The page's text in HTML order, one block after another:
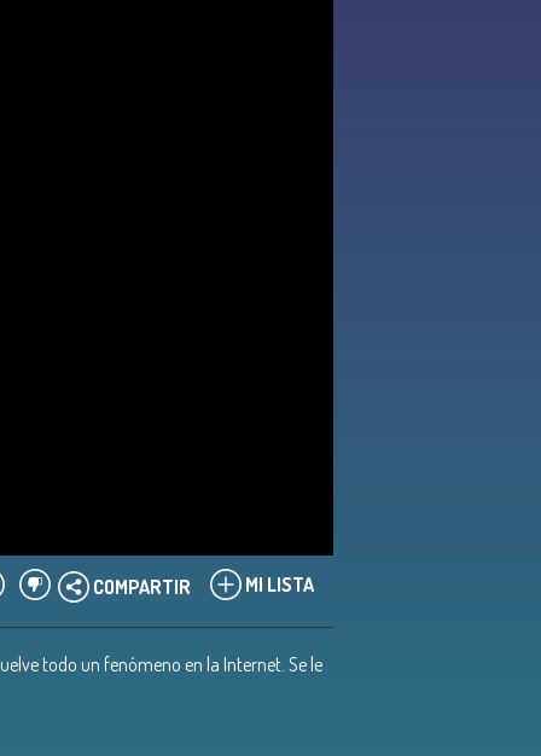
MI LISTA
COMPARTIR
todo un fenómeno en la Internet. Se le